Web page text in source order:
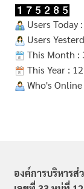
Users Today
Users
This Month :
This Year :
Who's Online
องค์การบริหารส่